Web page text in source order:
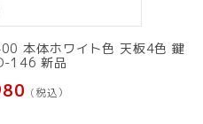
本体ホワイト色 天板4色 鍵
146 新品
(税込）